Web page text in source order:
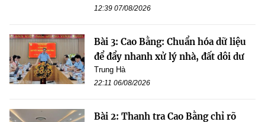
12:39 07/08/2026
Bài 3: Cao Bằng: Chuẩn hóa dữ liệu
để đẩy nhanh xử lý nhà, đất dôi dư
Trung Hà
22:11 06/08/2026
Bài 2: Thanh tra Cao Bằng chỉ rõ